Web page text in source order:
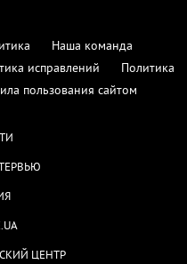
Наша команда
исправлений
Политика
пользования сайтом
ЦЕНТР